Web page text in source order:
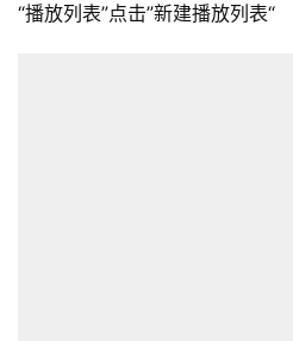
“播放列表”点击”新建播放列表“